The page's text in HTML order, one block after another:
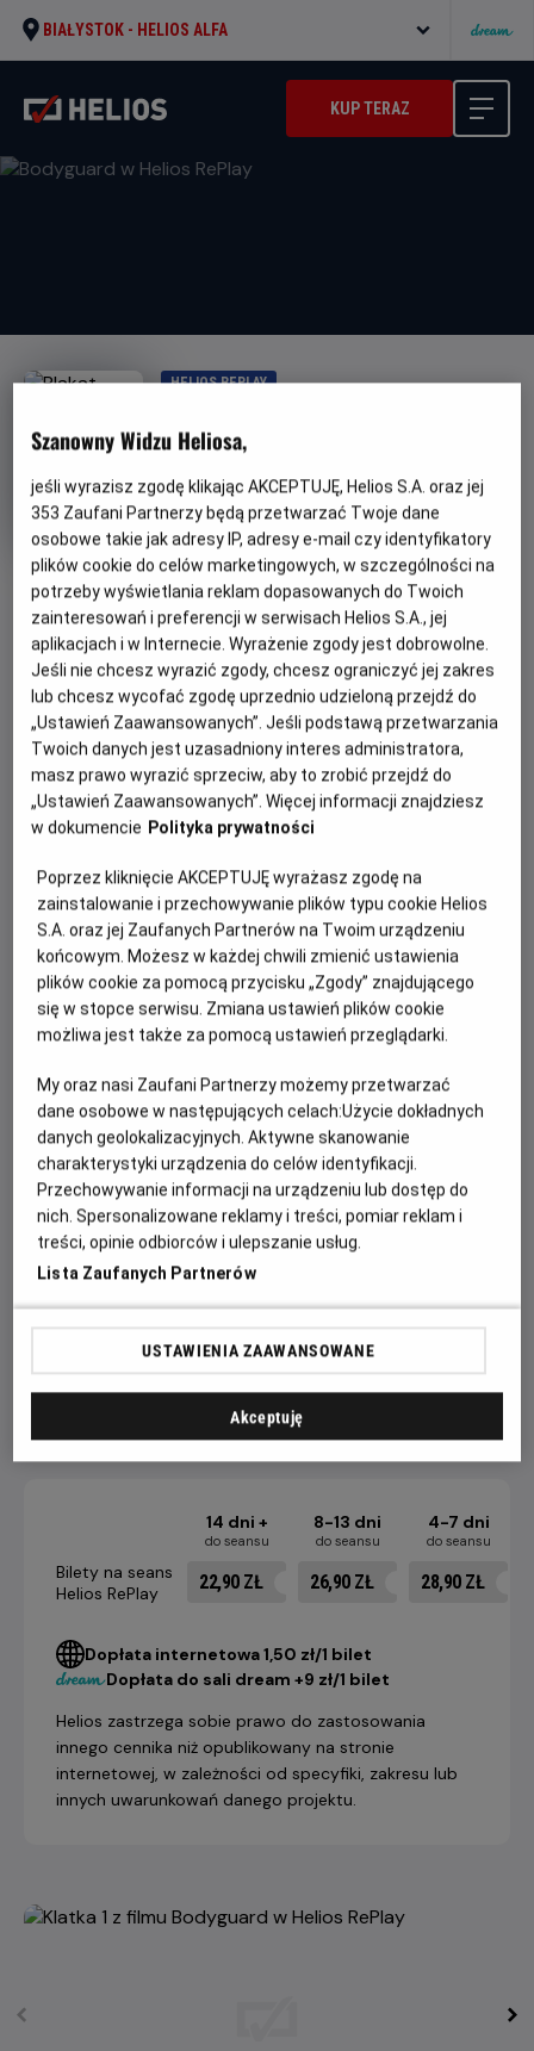
BIAŁYSTOK - HELIOS ALFA
KUP TERAZ
HELIOS REPLAY
OBSERWUJ
Bodyguard w Helios RePlay
tytuł
wiek
Czas
trwania
140 min
REŻYSERIA
Mick Jackson
SCENARIUSZ
Lawrence Kasdan
OBSADA
Whitney Houston, Kevin Costner
WIĘCEJ SZCZEGÓŁÓW
GODZINY SEANSÓW
SOBOTA, 15 SIERPNIA 2026
SOBOTA,
15
20262D, napisy
OPIS WYDARZENIA
W swoim spektakularnym debiucie filmowym Whitney
Houston wciela się w postać wielkiej gwiazdy estrady i
filmu, Rachel Marron, która jest właśnie u szczytu sławy.
Fani chcą ją oglądać. Chcą jej słuchać. Dotykać. Jest wśród
nich także jeden, który chce ją zabić. Dlatego Rachel
potrzebuje pomocy profesjonalisty - ochroniarza Franka
Farmera. Farmer to zawodowiec, który nigdy nie zaniedbuje
swoich obowiązków, zawsze nad wszystkim panuje. Nie
podoba się to Rachel, która do tej pory sama kontrolowała
CENNIK
14 dni +
do seansu
8-13 dni
do seansu
4-7 dni
do seansu
Bilety na seans
Helios RePlay
22,90 ZŁ 26,90 ZŁ 28,90 ZŁ
Dopłata internetowa 1,50 zł/1 bilet
Dopłata do sali dream +9 zł/1 bilet
Helios zastrzega sobie prawo do zastosowania
innego cennika niż opublikowany na stronie
internetowej, w zależności od specyfiki, zakresu lub
innych uwarunkowań danego projektu.
Szanowny Widzu Heliosa,
jeśli wyrazisz zgodę klikając AKCEPTUJĘ, Helios S.A. oraz jej
353 Zaufani Partnerzy będą przetwarzać Twoje dane
osobowe takie jak adresy IP, adresy e-mail czy identyfikatory
plików cookie do celów marketingowych, w szczególności na
potrzeby wyświetlania reklam dopasowanych do Twoich
zainteresowań i preferencji w serwisach Helios S.A., jej
aplikacjach i w Internecie. Wyrażenie zgody jest dobrowolne.
Jeśli nie chcesz wyrazić zgody, chcesz ograniczyć jej zakres
lub chcesz wycofać zgodę uprzednio udzieloną przejdź do
„Ustawień Zaawansowanych”. Jeśli podstawą przetwarzania
Twoich danych jest uzasadniony interes administratora,
masz prawo wyrazić sprzeciw, aby to zrobić przejdź do
„Ustawień Zaawansowanych”. Więcej informacji znajdziesz
w dokumencie Polityka prywatności
Poprzez kliknięcie AKCEPTUJĘ wyrażasz zgodę na
zainstalowanie i przechowywanie plików typu cookie Helios
S.A. oraz jej Zaufanych Partnerów na Twoim urządzeniu
końcowym. Możesz w każdej chwili zmienić ustawienia
plików cookie za pomocą przycisku „Zgody” znajdującego
się w stopce serwisu. Zmiana ustawień plików cookie
możliwa jest także za pomocą ustawień przeglądarki.
My oraz nasi Zaufani Partnerzy możemy przetwarzać
dane osobowe w następujących celach:Użycie dokładnych
danych geolokalizacyjnych. Aktywne skanowanie
charakterystyki urządzenia do celów identyfikacji.
Przechowywanie informacji na urządzeniu lub dostęp do
nich. Spersonalizowane reklamy i treści, pomiar reklam i
treści, opinie odbiorców i ulepszanie usług.
Lista Zaufanych Partnerów
USTAWIENIA ZAAWANSOWANE
Akceptuję